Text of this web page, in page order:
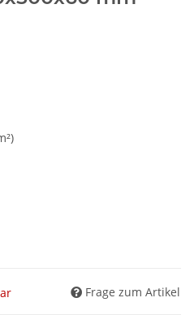
Frage zum Artikel